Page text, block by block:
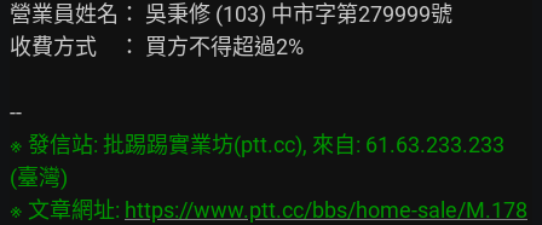
營業員姓名： 吳秉修 (103) 中市字第279999號
收費方式　： 買方不得超過2%
※ 發信站: 批踢踢實業坊(ptt.cc), 來自: 61.63.233.233
(臺灣)
※ 文章網址: https://www.ptt.cc/bbs/home-sale/M.178